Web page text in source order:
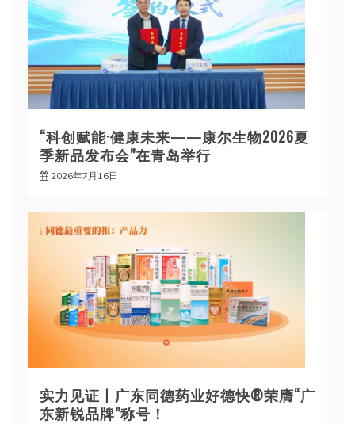
“科创赋能·健康未来——康尔生物2026夏
季新品发布会”在青岛举行
2026年7月16日
实力见证丨广东同德药业好德快®荣膺“广
东新锐品牌”称号！